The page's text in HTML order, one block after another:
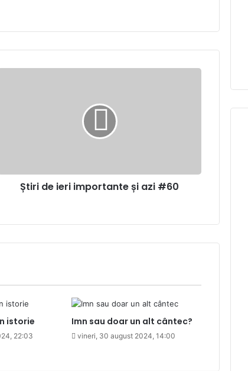
Știri de ieri importante și azi #60
istorie
22:03
Imn sau doar un alt cântec?
vineri, 30 august 2024, 14:00